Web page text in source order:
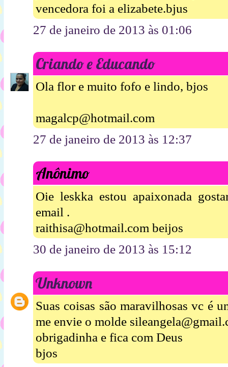
vencedora foi a elizabete.bjus
27 de janeiro de 2013 às 01:06
Criando e Educando
Ola flor e muito fofo e lindo, bjos
magalcp@hotmail.com
27 de janeiro de 2013 às 12:37
Anônimo
Oie leskka estou apaixonada
email .
raithisa@hotmail.com beijos
30 de janeiro de 2013 às 15:12
Unknown
Suas coisas são maravilhosas vc é
me envie o molde
obrigadinha e fica com Deus
bjos